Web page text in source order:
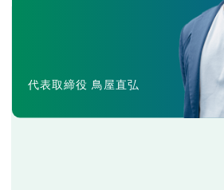
代表取締役 鳥屋直弘